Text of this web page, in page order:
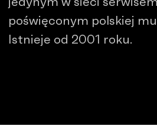
poświęconym polskiej
Istnieje od 2001 roku.